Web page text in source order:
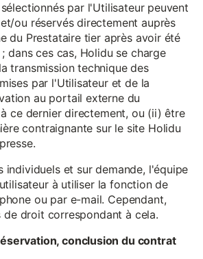
par l'Utilisateur peuvent
ou réservés directement auprès
du Prestataire tier après avoir été
dans ces cas, Holidu se charge
transmission technique des
par l'Utilisateur et de la
au portail externe du
ce dernier directement, ou (ii) être
contraignante sur le site Holidu
individuels et sur demande, l'équipe
à utiliser la fonction de
ou par e-mail. Cependant,
de droit correspondant à cela.
conclusion du contrat